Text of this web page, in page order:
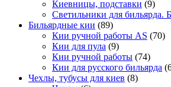
Киевницы, подставки (9)
Светильники для бильярда.
Бильярдные кии (89)
Кии ручной работы AS (70)
Кии для пула (9)
Кии ручной работы (74)
Кии для русского бильярда
Чехлы, тубусы для киев (8)